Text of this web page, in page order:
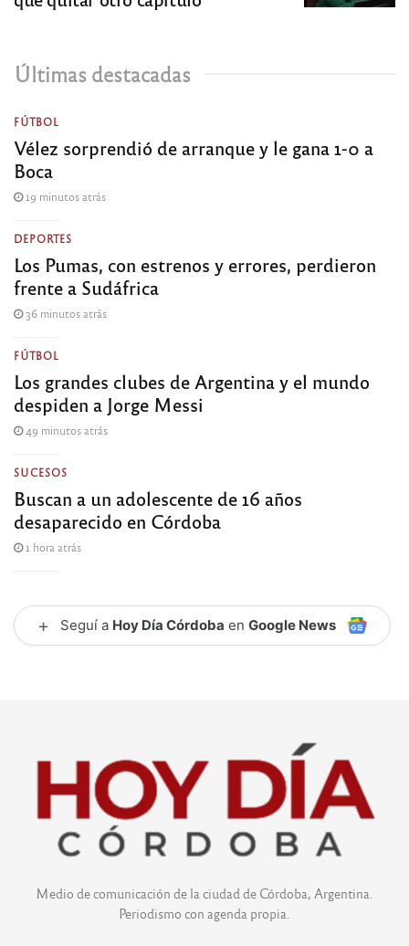
Últimas destacadas
FÚTBOL
Vélez sorprendió de arranque y le gana 1-0 a
Boca
19 minutos atrás
DEPORTES
Los Pumas, con estrenos y errores, perdieron
frente a Sudáfrica
36 minutos atrás
FÚTBOL
Los grandes clubes de Argentina y el mundo
despiden a Jorge Messi
49 minutos atrás
SUCESOS
Buscan a un adolescente de 16 años
desaparecido en Córdoba
1 hora atrás
+ Seguí a Hoy Día Córdoba en Google News
Medio de comunicación de la ciudad de Córdoba, Argentina.
Periodismo con agenda propia.